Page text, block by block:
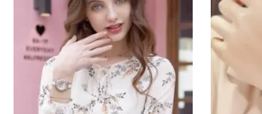
Add to
wishlist